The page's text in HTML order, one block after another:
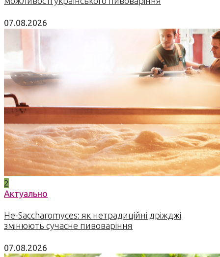
07.08.2026
2
Актуально
Не-Saccharomyces: як нетрадиційні дріжджі
змінюють сучасне пивоваріння
07.08.2026